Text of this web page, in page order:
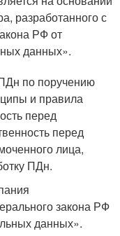
разработанного с
РФ от
данных».
по поручению
и правила
перед
перед
лица,
ПДн.
закона РФ
данных».